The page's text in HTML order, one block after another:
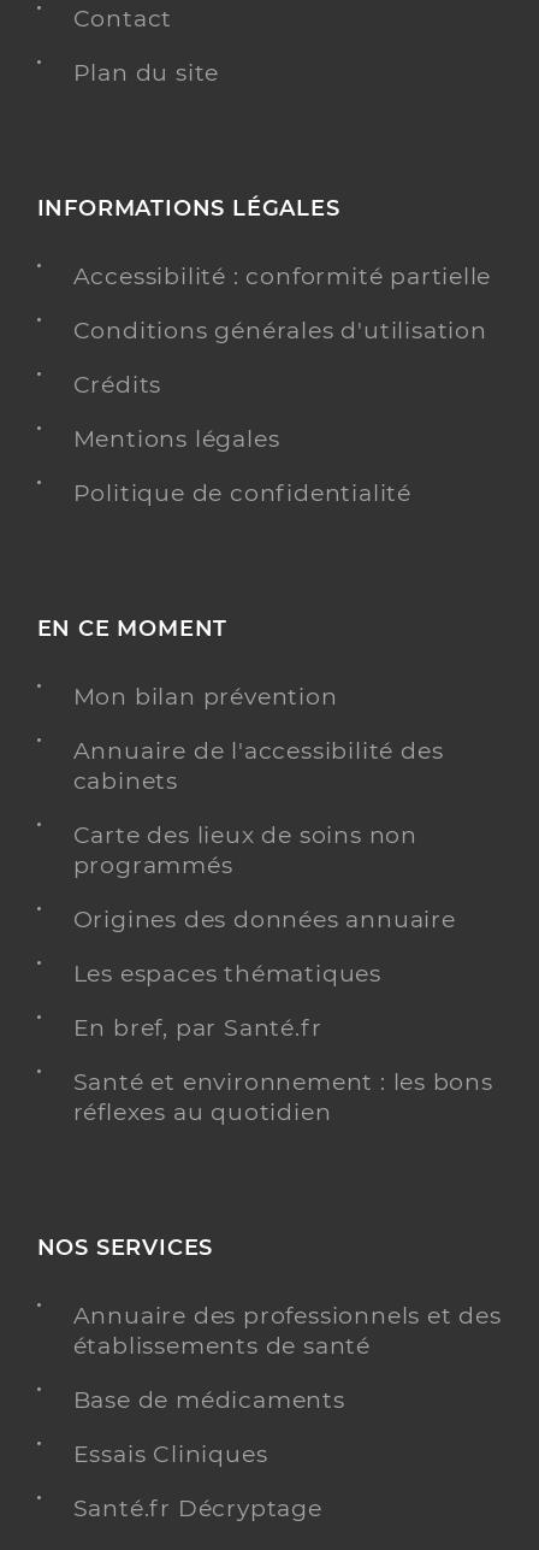
Contact
Plan du site
INFORMATIONS LÉGALES
Accessibilité : conformité partielle
Conditions générales d'utilisation
Crédits
Mentions légales
Politique de confidentialité
EN CE MOMENT
Mon bilan prévention
Annuaire de l'accessibilité des
cabinets
Carte des lieux de soins non
programmés
Origines des données annuaire
Les espaces thématiques
En bref, par Santé.fr
Santé et environnement : les bons
réflexes au quotidien
NOS SERVICES
Annuaire des professionnels et des
établissements de santé
Base de médicaments
Essais Cliniques
Santé.fr Décryptage